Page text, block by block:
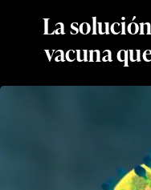
La
vacuna